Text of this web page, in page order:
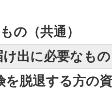
の（共通）
け出に必要なも
を脱退する方の